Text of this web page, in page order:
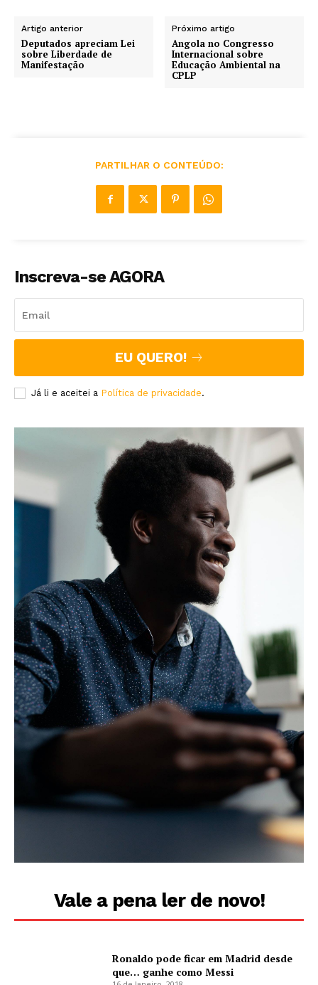
Artigo anterior
Deputados apreciam Lei
sobre Liberdade de
Manifestação
Próximo artigo
Angola no Congresso
Internacional sobre
Educação Ambiental na
CPLP
PARTILHAR O CONTEÚDO:
Inscreva-se AGORA
EU QUERO!
Já li e aceitei a Política de privacidade.
Vale a pena ler de novo!
Ronaldo pode ficar em Madrid desde
que… ganhe como Messi